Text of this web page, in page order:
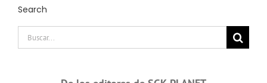
Search
Buscar: